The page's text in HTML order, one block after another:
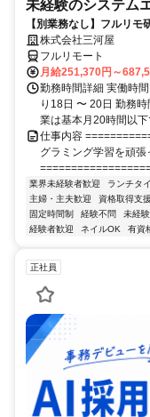
未経験のシステム
【別業務なし】フルリモ
株式会社三河屋
フルリモート
月給251,370円～
勤務時間詳細 実働時
り18日 〜 20日 勤務
業は基本月20時間以下
仕事内容
グラミング学習を頑張
業界未経験者歓迎 ランチタ
主婦・主夫歓迎
資格取得支
固定時間制
経験不問 未経
経験者歓迎
ネイルOK 有資
正社員